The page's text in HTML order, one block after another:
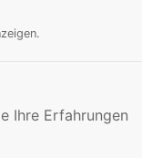
Ihre Erfahrungen